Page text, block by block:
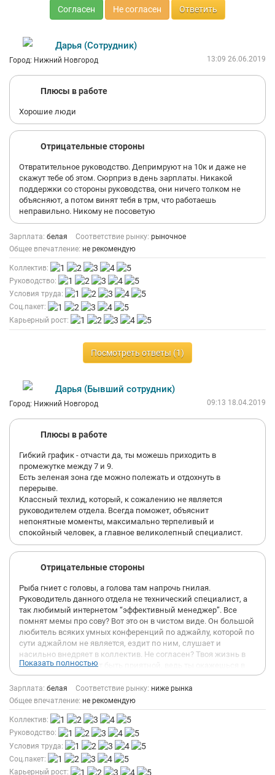
Согласен Не согласен Ответить
Дарья (Сотрудник)
Город: Нижний Новгород 13:09 26.06.2019
Плюсы в работе
Хорошие люди
Отрицательные стороны
Отвратительное руководство. Депримруют на 10к и даже не
скажут тебе об этом. Сюрприз в день зарплаты. Никакой
поддержки со стороны руководства, они ничего толком не
объясняют, а потом винят тебя в трм, что работаешь
неправильно. Никому не посоветую
Зарплата: белая Соответствие рынку: рыночное
Общее впечатление: не рекомендую
Коллектив:
Руководство:
Условия труда:
Соц.пакет:
Карьерный рост:
Посмотреть ответы (1)
Дарья (Бывший сотрудник)
Город: Нижний Новгород 09:13 18.04.2019
Плюсы в работе
Гибкий график - отчасти да, ты можешь приходить в
промежутке между 7 и 9.
Есть зеленая зона где можно полежать и отдохнуть в
перерыве.
Классный техлид, который, к сожалению не является
руководителем отдела. Всегда поможет, объяснит
непонятные моменты, максимально терпеливый и
спокойный человек, а главное великолепный специалист.
Отрицательные стороны
Рыба гниет с головы, а голова там напрочь гнилая.
Руководитель данного отдела не технический специалист, а
так любимый интернетом “эффективный менеджер”. Все
помнят мемы про сову? Вот это он в чистом виде. Он большой
любитель всяких умных конференций по аджайлу, которой по
сути аджайлом не является, ездит по ним, слушает и
насильно внедряет в коллектив. Не согласен? Твоя жизнь в
компании перестанет быть приятной, ведь ты окажешься в
его черном списке. По сути данный специалист превратил
технический отдел в царство менеджеров, где этот самый
менеджер не часть команды, направляющий процесс
разработки и взаимодействующий с заказчиком, а
обыкновенный мини-начальник. Мнение по процессу работы
отдела ждет одна из 3 судеб: выслушают и проигнорируются,
просто не выслушают, выслушают и сделаются выводы не в
твою пользу. И не дай бог ты покритикуешь линию
руководства, а уж тем более процессы из команды другого
Показать полностью
Зарплата: белая Соответствие рынку: ниже рынка
Общее впечатление: не рекомендую
Коллектив:
Руководство:
Условия труда:
Соц.пакет:
Карьерный рост: